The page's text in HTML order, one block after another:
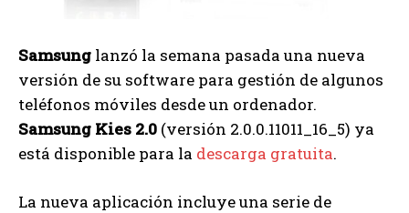
Samsung lanzó la semana pasada una nueva
versión de su software para gestión de algunos
teléfonos móviles desde un ordenador.
Samsung Kies 2.0 (versión 2.0.0.11011_16_5) ya
está disponible para la descarga gratuita.
La nueva aplicación incluye una serie de